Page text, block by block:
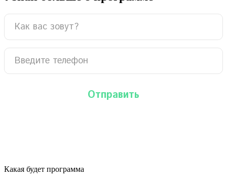
Какая будет программа